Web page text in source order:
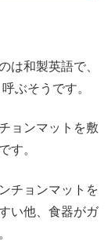
は和製英語で、
ぶそうです。
ョンマットを敷
す。
チョンマットを
い他、食器がガ